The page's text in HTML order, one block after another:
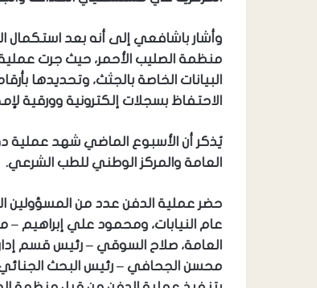
وأشار باشافعي إلى أنه بعد استكمال
منظمة الصليب الأحمر، حيث جرت
البيانات الخاصة بالجثث، وتحديدها
الاحتفاظ بسجلات إلكترونية وورقية
العامة والمركز الوطني للطب الشرعي.
حضر عملية الدفن عدد من
عام النيابات، ومحمود علي إبراهيم –
العامة، صلاح السوقي – رئيس قسم
محسن الجحافي – رئيس البحث